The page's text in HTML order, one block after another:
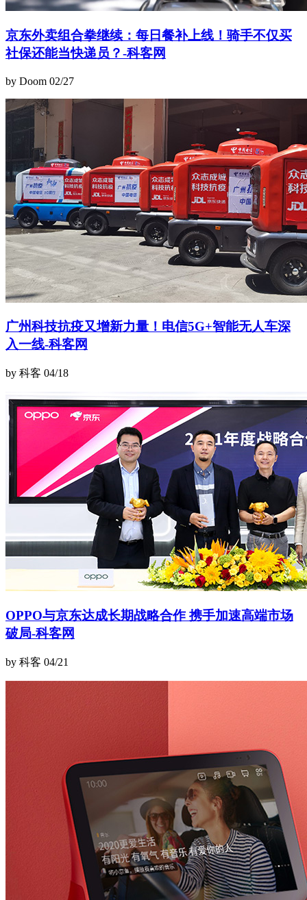
京东外卖组合拳继续：每日餐补上线！骑手不仅买
社保还能当快递员？-科客网
by Doom 02/27
广州科技抗疫又增新力量！电信5G+智能无人车深
入一线-科客网
by 科客 04/18
OPPO与京东达成长期战略合作 携手加速高端市场
破局-科客网
by 科客 04/21